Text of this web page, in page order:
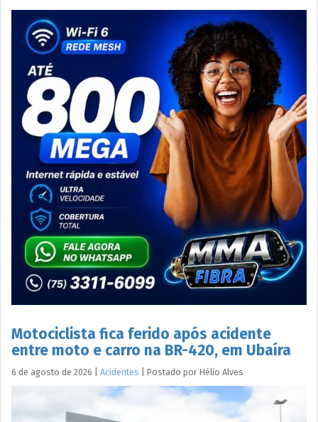
Motociclista fica ferido após acidente
entre moto e carro na BR-420, em Ubaíra
6 de agosto de 2026 Acidentes Postado por Hélio Alves